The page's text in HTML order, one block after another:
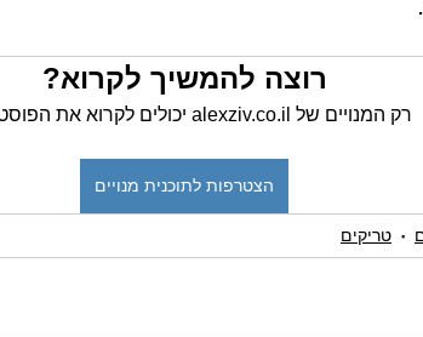
רוצה להמשיך לקרוא?
רק המנויים של alexziv.co.il יכולים לקרוא את הפוסט הזה.
הצטרפות לתוכנית מנויים
טריקים